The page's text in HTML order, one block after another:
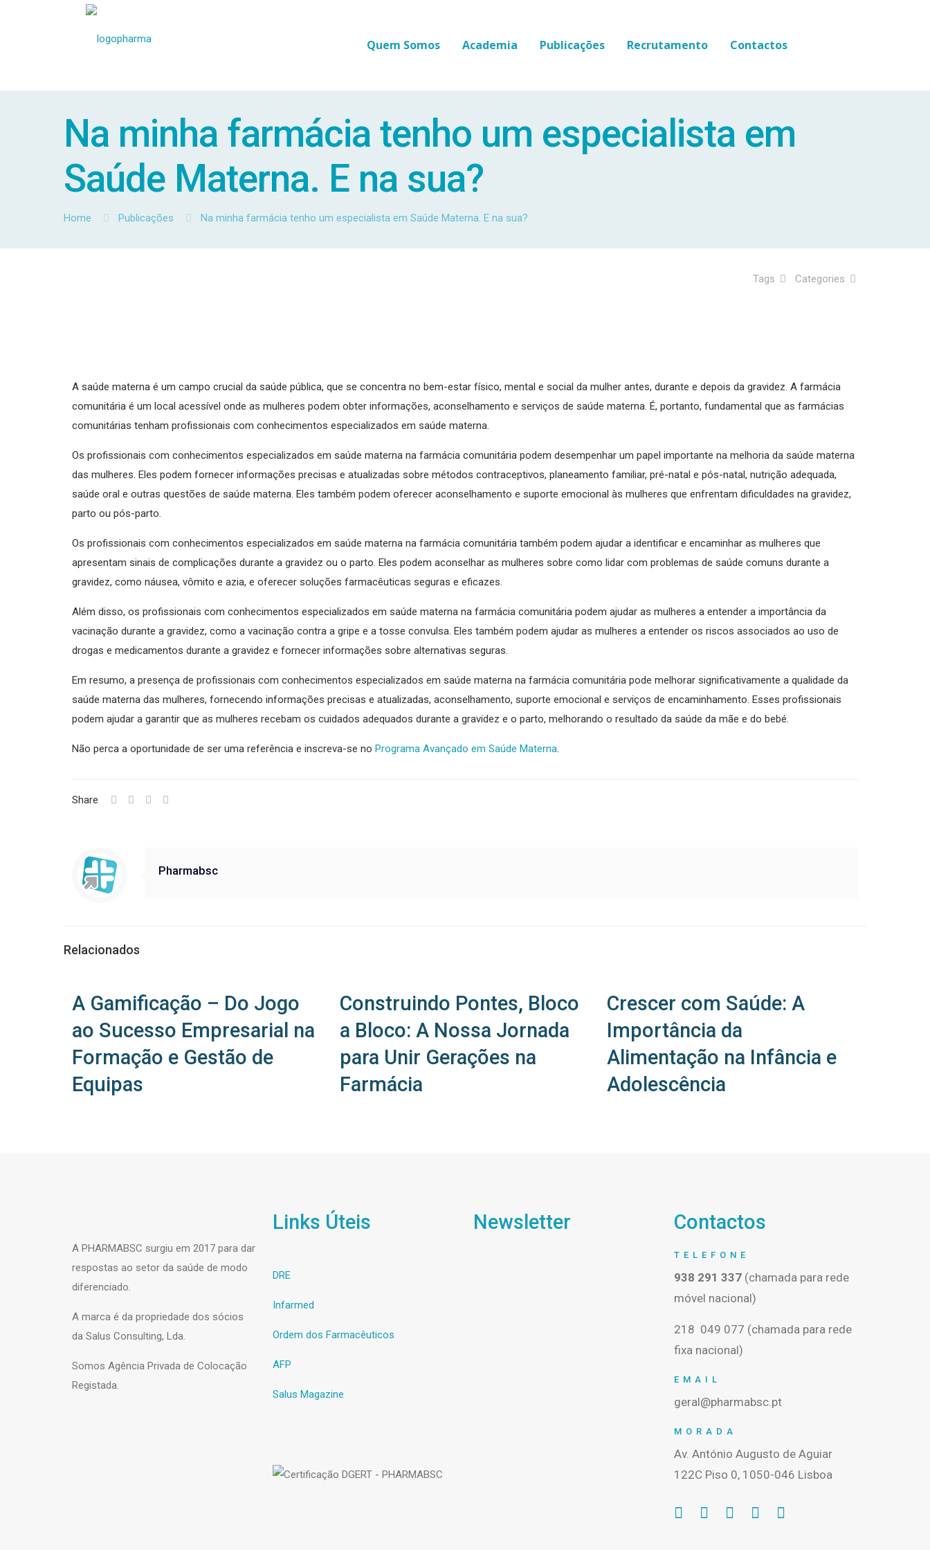
Quem Somos Academia Publicações Recrutamento Contactos
Na minha farmácia tenho um especialista em
Saúde Materna. E na sua?
Home Publicações Na minha farmácia tenho um especialista em Saúde Materna. E na sua?
Categories
Tags
A saúde materna é um campo crucial da saúde pública, que se concentra no bem-estar físico, mental e social da mulher antes, durante e depois da gravidez. A farmácia
comunitária é um local acessível onde as mulheres podem obter informações, aconselhamento e serviços de saúde materna. É, portanto, fundamental que as farmácias
comunitárias tenham profissionais com conhecimentos especializados em saúde materna.
Os profissionais com conhecimentos especializados em saúde materna na farmácia comunitária podem desempenhar um papel importante na melhoria da saúde materna
das mulheres. Eles podem fornecer informações precisas e atualizadas sobre métodos contraceptivos, planeamento familiar, pré-natal e pós-natal, nutrição adequada,
saúde oral e outras questões de saúde materna. Eles também podem oferecer aconselhamento e suporte emocional às mulheres que enfrentam dificuldades na gravidez,
parto ou pós-parto.
Os profissionais com conhecimentos especializados em saúde materna na farmácia comunitária também podem ajudar a identificar e encaminhar as mulheres que
apresentam sinais de complicações durante a gravidez ou o parto. Eles podem aconselhar as mulheres sobre como lidar com problemas de saúde comuns durante a
gravidez, como náusea, vômito e azia, e oferecer soluções farmacêuticas seguras e eficazes.
Além disso, os profissionais com conhecimentos especializados em saúde materna na farmácia comunitária podem ajudar as mulheres a entender a importância da
vacinação durante a gravidez, como a vacinação contra a gripe e a tosse convulsa. Eles também podem ajudar as mulheres a entender os riscos associados ao uso de
drogas e medicamentos durante a gravidez e fornecer informações sobre alternativas seguras.
Em resumo, a presença de profissionais com conhecimentos especializados em saúde materna na farmácia comunitária pode melhorar significativamente a qualidade da
saúde materna das mulheres, fornecendo informações precisas e atualizadas, aconselhamento, suporte emocional e serviços de encaminhamento. Esses profissionais
podem ajudar a garantir que as mulheres recebam os cuidados adequados durante a gravidez e o parto, melhorando o resultado da saúde da mãe e do bebé.
Não perca a oportunidade de ser uma referência e inscreva-se no Programa Avançado em Saúde Materna.
Share
Pharmabsc
Relacionados
A Gamificação – Do Jogo
ao Sucesso Empresarial na
Formação e Gestão de
Equipas
Construindo Pontes, Bloco
a Bloco: A Nossa Jornada
para Unir Gerações na
Farmácia
Crescer com Saúde: A
Importância da
Alimentação na Infância e
Adolescência
A PHARMABSC surgiu em 2017 para dar
respostas ao setor da saúde de modo
diferenciado.
A marca é da propriedade dos sócios
da Salus Consulting, Lda.
Somos Agência Privada de Colocação
Registada.
Links Úteis
DRE
Infarmed
Ordem dos Farmacêuticos
AFP
Salus Magazine
Newsletter Contactos
TELEFONE
938 291 337 (chamada para rede
móvel nacional)
218 049 077 (chamada para rede
fixa nacional)
EMAIL
geral@pharmabsc.pt
MORADA
Av. António Augusto de Aguiar
122C Piso 0, 1050-046 Lisboa